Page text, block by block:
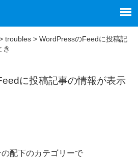
troubles > WordPressのFeedに投稿記
き
に投稿記事の情報が表示
配下のカテゴリーで